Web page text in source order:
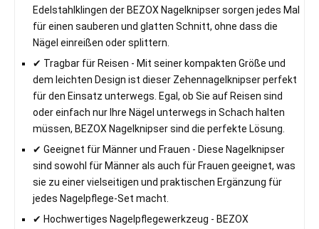
Edelstahlklingen der BEZOX Nagelknipser sorgen jedes Mal
für einen sauberen und glatten Schnitt, ohne dass die
Nägel einreißen oder splittern.
✔ Tragbar für Reisen - Mit seiner kompakten Größe und
dem leichten Design ist dieser Zehennagelknipser perfekt
für den Einsatz unterwegs. Egal, ob Sie auf Reisen sind
oder einfach nur Ihre Nägel unterwegs in Schach halten
müssen, BEZOX Nagelknipser sind die perfekte Lösung.
✔ Geeignet für Männer und Frauen - Diese Nagelknipser
sind sowohl für Männer als auch für Frauen geeignet, was
sie zu einer vielseitigen und praktischen Ergänzung für
jedes Nagelpflege-Set macht.
✔ Hochwertiges Nagelpflegewerkzeug - BEZOX